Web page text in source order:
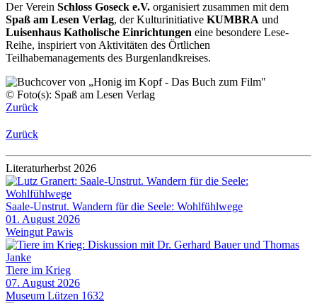
Der Verein Schloss Goseck e.V. organisiert zusammen mit dem
Spaß am Lesen Verlag, der Kulturinitiative KUMBRA und
Luisenhaus Katholische Einrichtungen eine besondere Lese-
Reihe, inspiriert von Aktivitäten des Örtlichen
Teilhabemanagements des Burgenlandkreises.
© Foto(s): Spaß am Lesen Verlag
Zurück
Zurück
Literaturherbst 2026
Saale-Unstrut. Wandern für die Seele: Wohlfühlwege
01. August 2026
Weingut Pawis
Tiere im Krieg
07. August 2026
Museum Lützen 1632